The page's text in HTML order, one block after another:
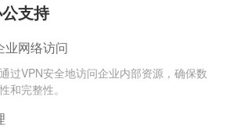
支持
业网络访问
过VPN安全地访问企业内部资源，确保数
和完整性。